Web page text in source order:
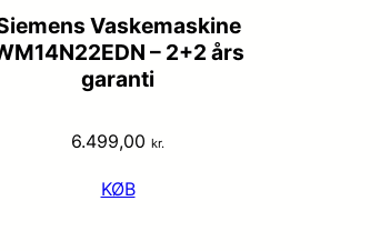
Vaskemaskine
– 2+2 års
garanti
6.499,00 kr.
KØB